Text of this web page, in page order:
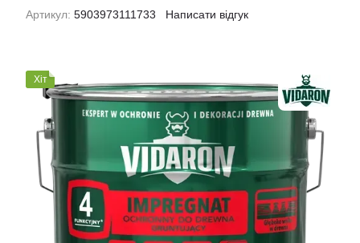
Артикул: 5903973111733 Написати відгук
Хіт